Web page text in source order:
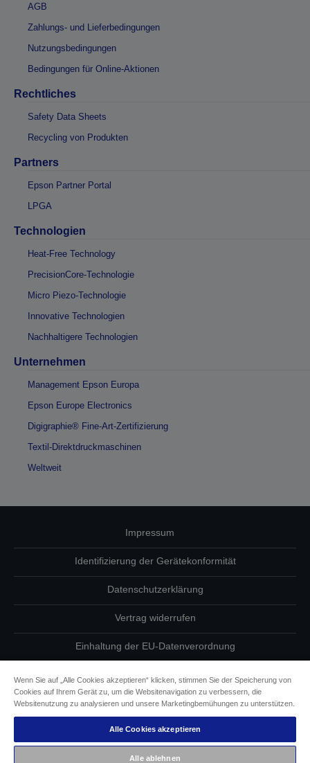
AGB
Zahlungs- und Lieferbedingungen
Nutzungsbedingungen
Bedingungen für Online-Aktionen
Rechtliches
Safety Data Sheets
Recycling von Produkten
Partners
Epson Partner Portal
LPGA
Technologien
Heat-Free Technology
PrecisionCore-Technologie
Micro Piezo-Technologie
Innovative Technologien
Nachhaltigere Technologien
Unternehmen
Management Epson Europa
Epson Europe Electronics
Digigraphie® Fine-Art-Zertifizierung
Textil-Direktdruckmaschinen
Weltweit
Impressum
Identifizierung der Gerätekonformität
Datenschutzerklärung
Vertrag widerrufen
Einhaltung der EU-Datenverordnung
Informationen zu Cookies
Epson Engagement für Barrierefreiheit
Wenn Sie auf „Alle Cookies akzeptieren“ klicken, stimmen Sie der Speicherung von
Cookies auf Ihrem Gerät zu, um die Websitenavigation zu verbessern, die
Websitenutzung zu analysieren und unsere Marketingbemühungen zu unterstützen.
Alle Cookies akzeptieren
Alle ablehnen